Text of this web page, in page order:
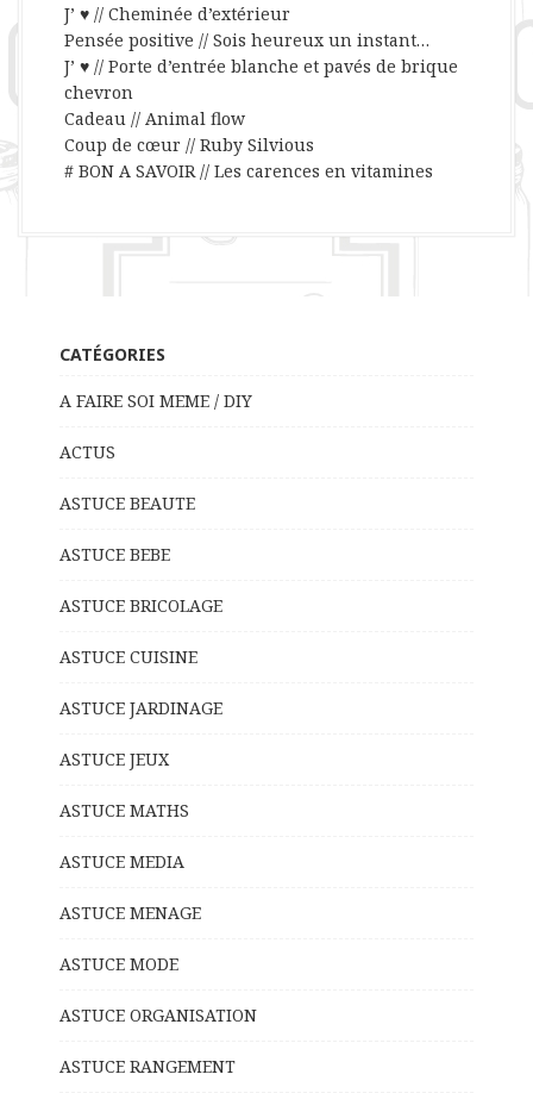
J’ ♥ // Cheminée d’extérieur
Pensée positive // Sois heureux un instant…
J’ ♥ // Porte d’entrée blanche et pavés de brique
chevron
Cadeau // Animal flow
Coup de cœur // Ruby Silvious
# BON A SAVOIR // Les carences en vitamines
CATÉGORIES
A FAIRE SOI MEME / DIY
ACTUS
ASTUCE BEAUTE
ASTUCE BEBE
ASTUCE BRICOLAGE
ASTUCE CUISINE
ASTUCE JARDINAGE
ASTUCE JEUX
ASTUCE MATHS
ASTUCE MEDIA
ASTUCE MENAGE
ASTUCE MODE
ASTUCE ORGANISATION
ASTUCE RANGEMENT